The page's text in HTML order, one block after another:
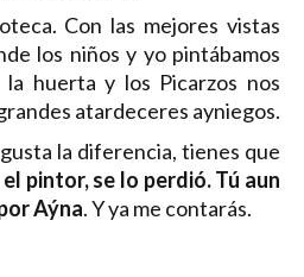
Con las mejores vistas
los niños y yo pintábamos
la huerta y los Picarzos nos
atardeceres ayniegos.
la diferencia, tienes que
pintor, se lo perdió. Tú aun
Aýna. Y ya me contarás.